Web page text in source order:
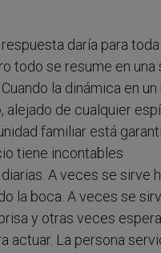
respuesta daría para toda
todo se resume en una
la dinámica en
alejado de cualquier
familiar está
tiene incontables
A veces se sirve
la boca. A veces se
y otras veces
actuar. La persona